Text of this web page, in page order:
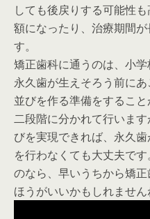
しても後戻りする可能性
額になったり、治療期間
す。
矯正歯科に通うのは、小学
永久歯が生えそろう前に
並びを作る準備をするこ
二段階に分かれて行いま
びを実現できれば、永久
を行わなくても大丈夫で
のなら、早いうちから矯
ほうがいいかもしれません